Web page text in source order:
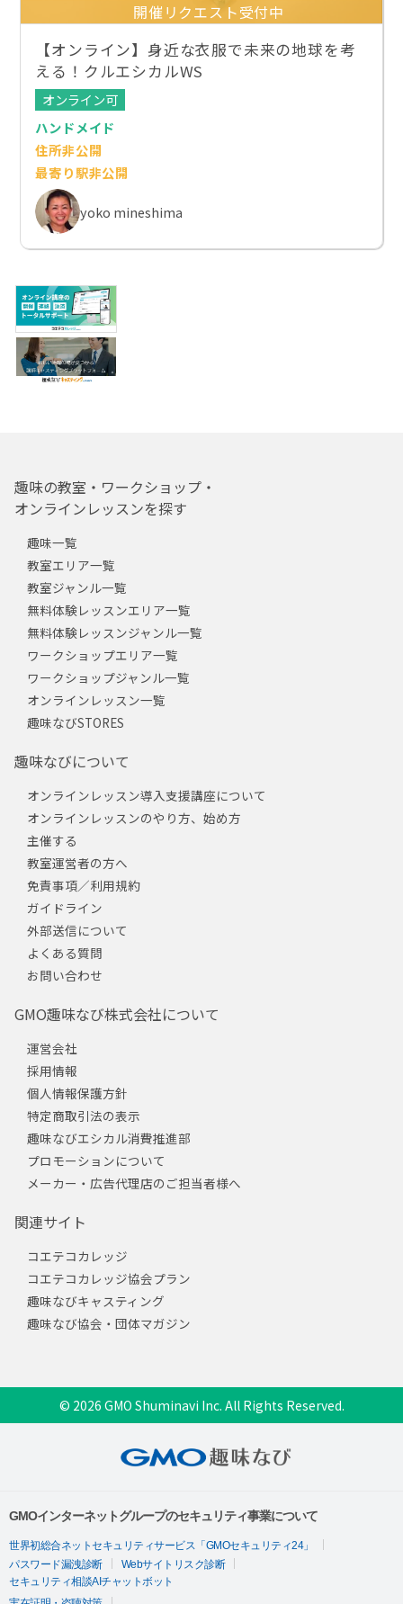
開催リクエスト受付中
【オンライン】身近な衣服で未来の地球を考
える！クルエシカルWS
オンライン可
ハンドメイド
住所非公開
最寄り駅非公開
yoko mineshima
趣味の教室・ワークショップ・
オンラインレッスンを探す
趣味一覧
教室エリア一覧
教室ジャンル一覧
無料体験レッスンエリア一覧
無料体験レッスンジャンル一覧
ワークショップエリア一覧
ワークショップジャンル一覧
オンラインレッスン一覧
趣味なびSTORES
趣味なびについて
オンラインレッスン導入支援講座について
オンラインレッスンのやり方、始め方
主催する
教室運営者の方へ
免責事項／利用規約
ガイドライン
外部送信について
よくある質問
お問い合わせ
GMO趣味なび株式会社について
運営会社
採用情報
個人情報保護方針
特定商取引法の表示
趣味なびエシカル消費推進部
プロモーションについて
メーカー・広告代理店のご担当者様へ
関連サイト
コエテコカレッジ
コエテコカレッジ協会プラン
趣味なびキャスティング
趣味なび協会・団体マガジン
© 2026 GMO Shuminavi Inc. All Rights Reserved.